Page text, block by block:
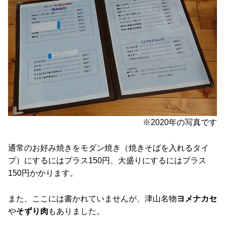
※2020年の写真です
通常のお好み焼きをモダン焼き（焼きそばを入れるタイ
プ）にするにはプラス150円、大盛りにするにはプラス
150円かかります。
また、ここには書かれていませんが、津山名物ヨメナカセ
やそずり肉 もありました。